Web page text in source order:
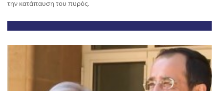
την κατάπαυση του πυρός.